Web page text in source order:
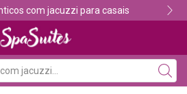
alojamentos com jacuzzi